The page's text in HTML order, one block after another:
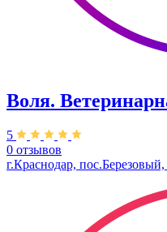
Воля.
5
0 отзывов
г.Краснодар,